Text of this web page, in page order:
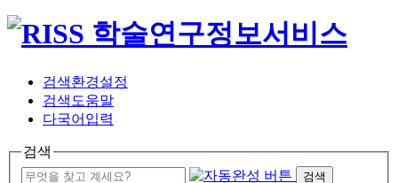
검색환경설정
검색도움말
다국어입력
검색
검색